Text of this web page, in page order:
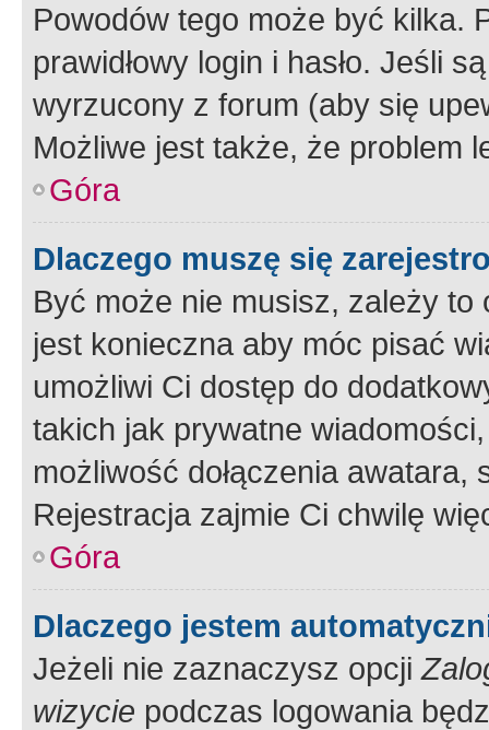
Powodów tego może być kilka.
prawidłowy login i hasło. Jeśli
wyrzucony z forum (aby się
Możliwe jest także, że problem
Góra
Dlaczego muszę się
Być może nie musisz, zależy
jest konieczna aby móc pisać
umożliwi Ci dostęp do
takich jak prywatne
możliwość dołączenia
Rejestracja zajmie Ci chwilę
Góra
Dlaczego jestem
Jeżeli nie zaznaczysz opcji
wizycie podczas logowania